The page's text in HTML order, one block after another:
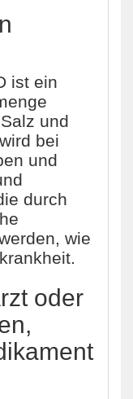
ist ein
und
bei
und
durch
wie
oder